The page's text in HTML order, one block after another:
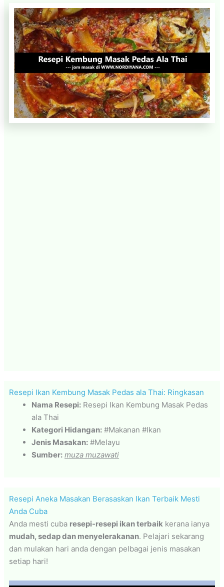
Resepi Ikan Kembung Masak Pedas ala Thai: Ringkasan
Nama Resepi: Resepi Ikan Kembung Masak Pedas
ala Thai
Kategori Hidangan: #Makanan #Ikan
Jenis Masakan: #Melayu
Sumber: muza muzawati
Resepi Aneka Masakan Berasaskan Ikan Terbaik Mesti
Anda Cuba
Anda mesti cuba resepi-resepi ikan terbaik kerana ianya
mudah, sedap dan menyelerakanan. Pelajari sekarang
dan mulakan hari anda dengan pelbagai jenis masakan
setiap hari!